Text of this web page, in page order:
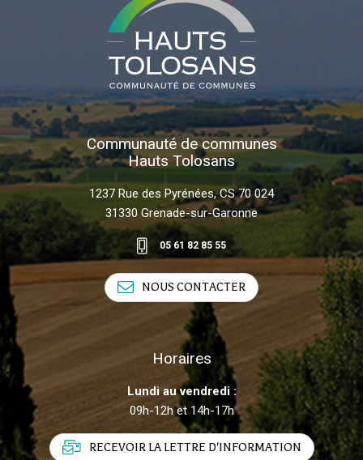
Communauté de communes
Hauts Tolosans
1237 Rue des Pyrénées, CS 70 024
31330 Grenade-sur-Garonne
05 61 82 85 55
NOUS CONTACTER
Horaires
Lundi au vendredi :
09h-12h et 14h-17h
RECEVOIR LA LETTRE D'INFORMATION